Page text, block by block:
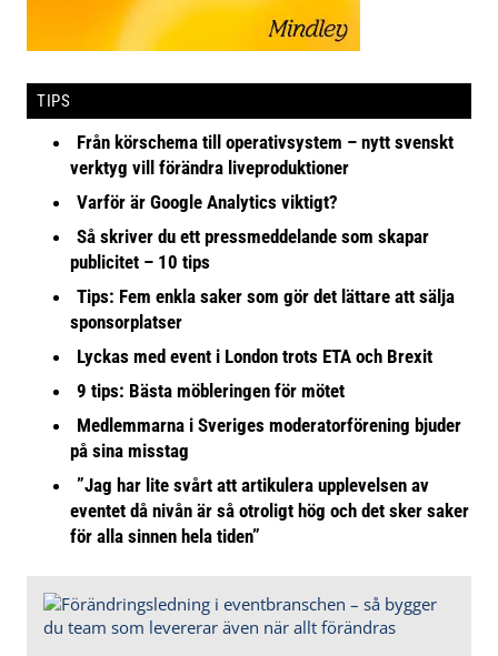
TIPS
Från körschema till operativsystem – nytt svenskt
verktyg vill förändra liveproduktioner
Varför är Google Analytics viktigt?
Så skriver du ett pressmeddelande som skapar
publicitet – 10 tips
Tips: Fem enkla saker som gör det lättare att sälja
sponsorplatser
Lyckas med event i London trots ETA och Brexit
9 tips: Bästa möbleringen för mötet
Medlemmarna i Sveriges moderatorförening bjuder
på sina misstag
”Jag har lite svårt att artikulera upplevelsen av
eventet då nivån är så otroligt hög och det sker saker
för alla sinnen hela tiden”